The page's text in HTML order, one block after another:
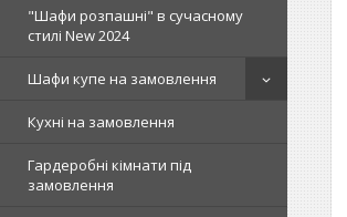
"Шафи розпашні" в сучасному
стилі New 2024
Шафи купе на замовлення
Кухні на замовлення
Гардеробні кімнати під
замовлення